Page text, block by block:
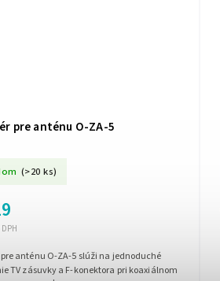
pre anténu O-ZA-5
(>20 ks)
anténu O-ZA-5 slúži na jednoduché
TV zásuvky a F-konektora pri koaxiálnom